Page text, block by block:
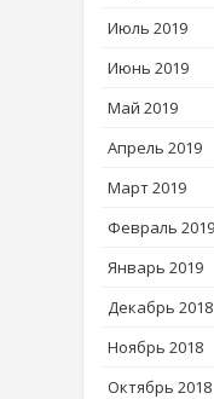
Июль 2019
Июнь 2019
Май 2019
Апрель 2019
Март 2019
Февраль 2019
Январь 2019
Декабрь 2018
Ноябрь 2018
Октябрь 2018